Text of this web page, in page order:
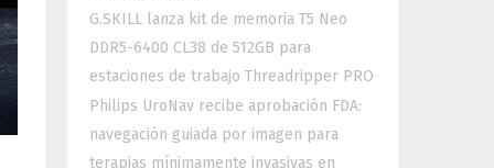
G.SKILL lanza kit de memoria T5 Neo
DDR5-6400 CL38 de 512GB para
estaciones de trabajo Threadripper PRO
Philips UroNav recibe aprobación FDA:
navegación guiada por imagen para
terapias mínimamente invasivas en